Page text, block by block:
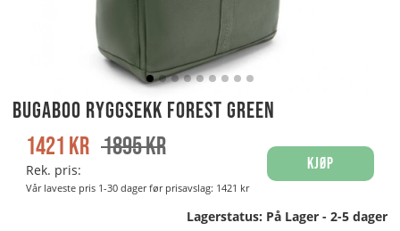
Bugaboo Ryggsekk Forest Green
1895kr
1421 kr
Rek. pris:
Vår laveste pris 1-30 dager før prisavslag: 1421 kr
Kjøp
Lagerstatus: På Lager - 2-5 dager